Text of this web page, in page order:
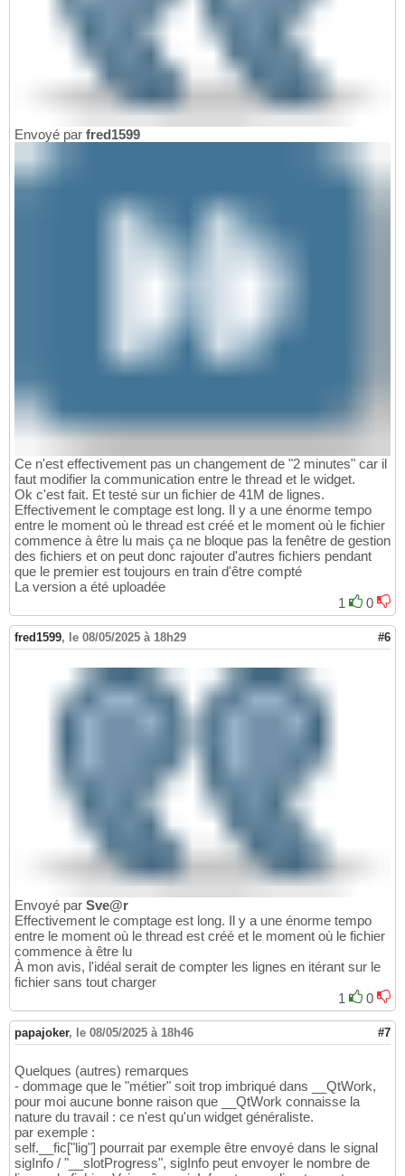
Envoyé par fred1599
Ce n'est effectivement pas un changement de "2 minutes" car il
faut modifier la communication entre le thread et le widget.
Ok c'est fait. Et testé sur un fichier de 41M de lignes.
Effectivement le comptage est long. Il y a une énorme tempo
entre le moment où le thread est créé et le moment où le fichier
commence à être lu mais ça ne bloque pas la fenêtre de gestion
des fichiers et on peut donc rajouter d'autres fichiers pendant
que le premier est toujours en train d'être compté
La version a été uploadée
1
0
fred1599, le 08/05/2025 à 18h29 #6
Envoyé par Sve@r
Effectivement le comptage est long. Il y a une énorme tempo
entre le moment où le thread est créé et le moment où le fichier
commence à être lu
À mon avis, l'idéal serait de compter les lignes en itérant sur le
fichier sans tout charger
1
0
papajoker, le 08/05/2025 à 18h46 #7
Quelques (autres) remarques
- dommage que le "métier" soit trop imbriqué dans __QtWork,
pour moi aucune bonne raison que __QtWork connaisse la
nature du travail : ce n'est qu'un widget généraliste.
par exemple :
self.__fic["lig"] pourrait par exemple être envoyé dans le signal
sigInfo / "__slotProgress", sigInfo peut envoyer le nombre de